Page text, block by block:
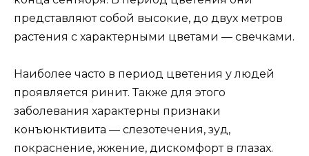
представляют собой высокие, до двух метров
растения с характерными цветами — свечками.
Наиболее часто в период цветения у людей
проявляется ринит. Также для этого
заболевания характерны признаки
конъюнктивита — слезотечения, зуд,
покраснение, жжение, дискомфорт в глазах.